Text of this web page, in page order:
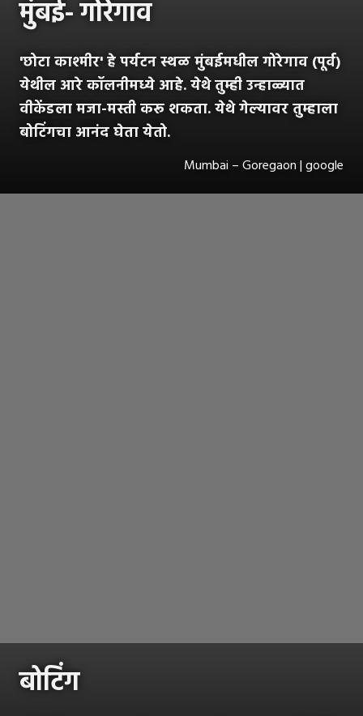
मुंबई- गोरेगाव
'छोटा काश्मीर' हे पर्यटन स्थळ मुंबईमधील गोरेगाव (पूर्व)
येथील आरे कॉलनीमध्ये आहे. येथे तुम्ही उन्हाळ्यात
वीकेंडला मजा-मस्ती करू शकता. येथे गेल्यावर तुम्हाला
बोटिंगचा आनंद घेता येतो.
Mumbai – Goregaon | google
बोटिंग